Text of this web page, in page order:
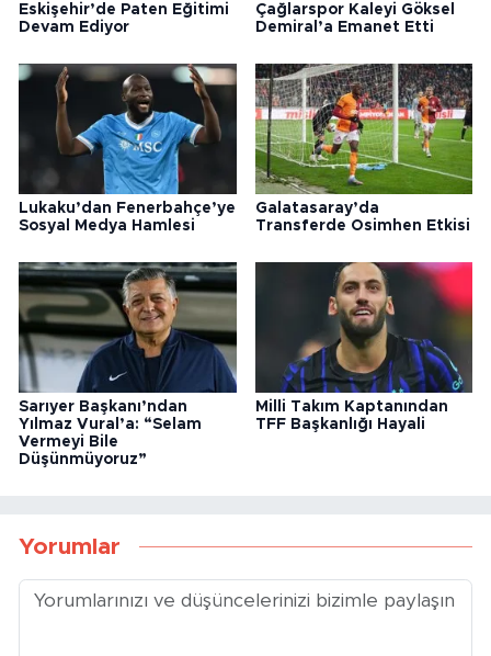
Eskişehir’de Paten Eğitimi
Devam Ediyor
Çağlarspor Kaleyi Göksel
Demiral’a Emanet Etti
Lukaku’dan Fenerbahçe’ye
Sosyal Medya Hamlesi
Galatasaray’da
Transferde Osimhen Etkisi
Sarıyer Başkanı’ndan
Yılmaz Vural’a: “Selam
Vermeyi Bile
Düşünmüyoruz”
Milli Takım Kaptanından
TFF Başkanlığı Hayali
Yorumlar